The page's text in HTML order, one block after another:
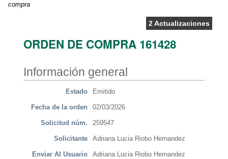
compra
2 Actualizaciones
ORDEN DE COMPRA 161428
Información general
Estado Emitido
Fecha de la orden 02/03/2026
Solicitud núm. 259547
Solicitante Adriana Lucia Riobo Hernandez
Enviar Al Usuario Adriana Lucia Riobo Hernandez